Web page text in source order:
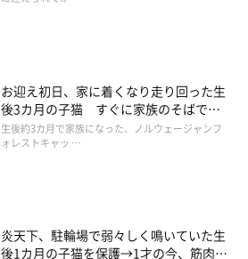
お迎え初日、家に着くなり走り回った生
後3カ月の子猫 すぐに家族のそばで落
ち着く姿に「迎えてよかった」
生後約3カ月で家族になった、ノルウェージャンフ
ォレストキャッ …
炎天下、駐輪場で弱々しく鳴いていた生
後1カ月の子猫を保護→1才の今、筋肉質